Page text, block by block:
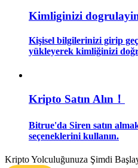
Rehber
Kimliginizi
Kişisel bilgilerinizi girip
yükleyerek kimliğinizi
Kripto Satın Alın！
Bitrue'da Siren satın
seçeneklerini kullanın.
Kripto Yolculuğunuza Şimdi